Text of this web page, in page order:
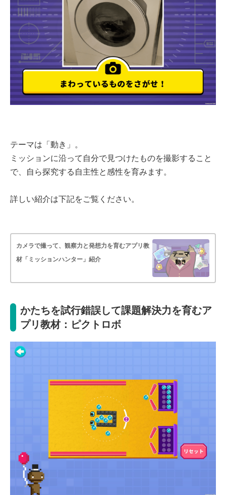
テーマは「動き」。
ミッションに沿って自分で見つけたものを撮影すること
で、自ら探究する自主性と感性を育みます。
詳しい紹介は下記をご覧ください。
カメラで撮って、観察力と発想力を育むアプリ教
材「ミッションハンター」紹介
かたちを試行錯誤して課題解決力を育むア
プリ教材：ピクトロボ